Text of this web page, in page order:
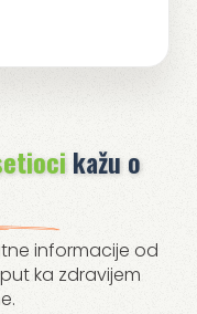
kažu o
informacije od
ka zdravijem